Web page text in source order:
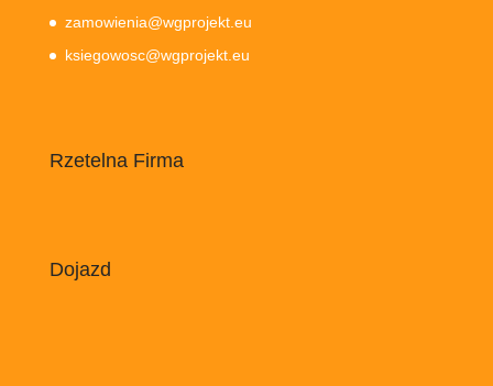
zamowienia@wgprojekt.eu
ksiegowosc@wgprojekt.eu
Rzetelna Firma
Dojazd